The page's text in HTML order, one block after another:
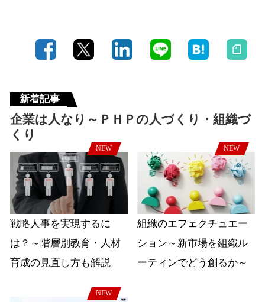
新着記事
企業は人なり～ＰＨＰの人づくり・組織づ
くり
NEW
戦略人事を実現するに
は？～階層別教育・人材
育成の見直し方も解説
NEW
組織のエフェクチュエー
ション～新市場を組織ル
ーティンでどう創るか～
NEW